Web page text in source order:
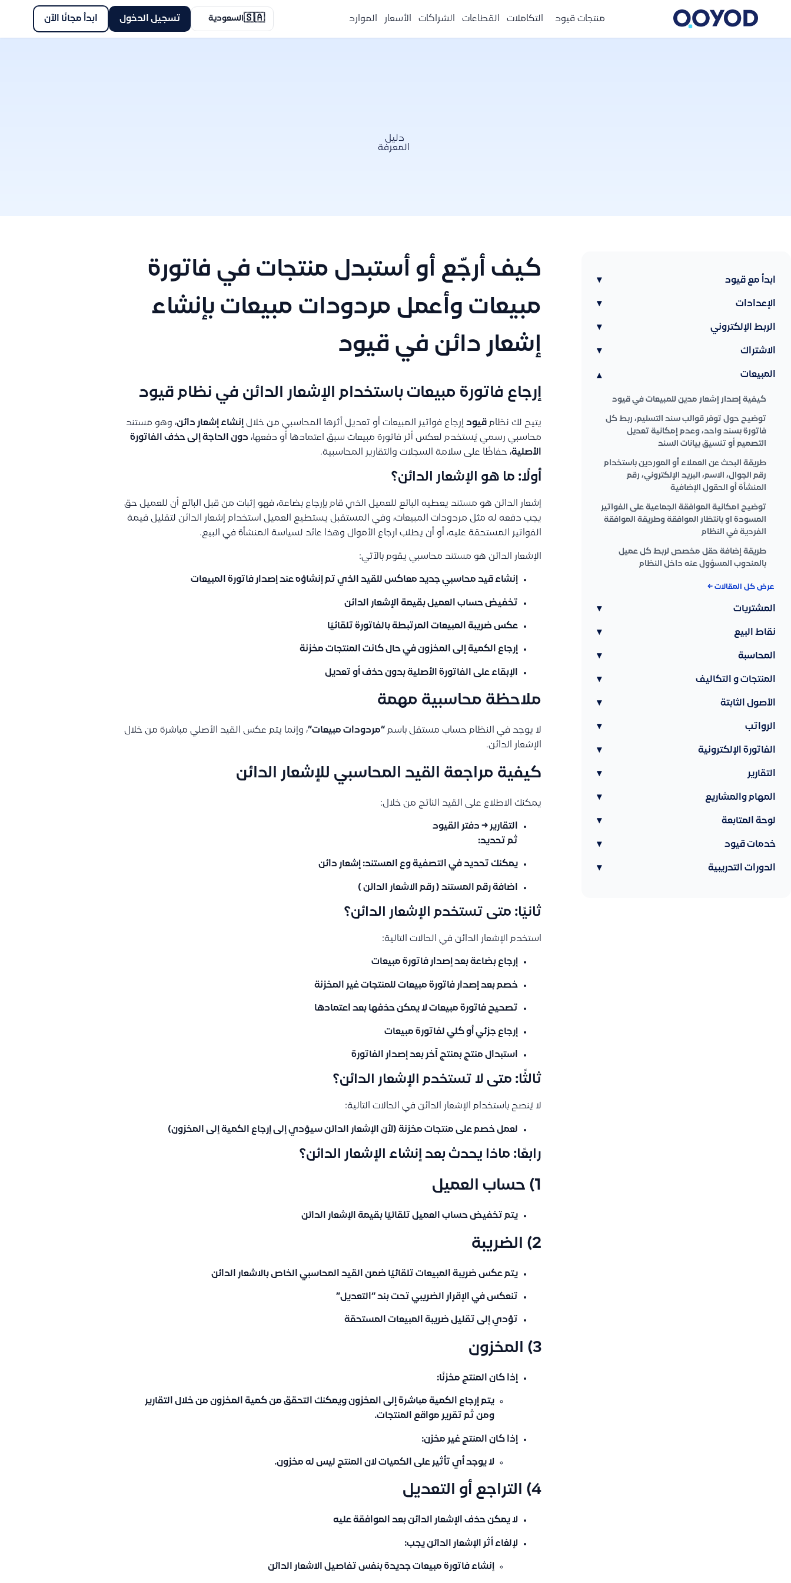
منتجات قيود التكاملات القطاعات الشراكات الأسعار الموارد 🇸🇦السعودية تسجيل الدخول ابدأ مجانًا الآن
دليل
المعرفة
ابدأ مع قيود ▾
الإعدادات ▾
الربط الإلكتروني ▾
الاشتراك ▾
المبيعات ▾
كيفية إصدار إشعار مدين للمبيعات في قيود
توضيح حول توفر قوالب سند التسليم، ربط كل
فاتورة بسند واحد، وعدم إمكانية تعديل
التصميم أو تنسيق بيانات السند
طريقة البحث عن العملاء أو الموردين باستخدام
رقم الجوال، الاسم، البريد الإلكتروني، رقم
المنشأة أو الحقول الإضافية
توضيح امكانية الموافقة الجماعية على الفواتير
المسودة او بانتظار الموافقة وطريقة الموافقة
الفردية في النظام
طريقة إضافة حقل مخصص لربط كل عميل
بالمندوب المسؤول عنه داخل النظام
عرض كل المقالات ←
المشتريات ▾
نقاط البيع ▾
المحاسبة ▾
المنتجات و التكاليف ▾
الأصول الثابتة ▾
الرواتب ▾
الفاتورة الإلكترونية ▾
التقارير ▾
المهام والمشاريع ▾
لوحة المتابعة ▾
خدمات قيود ▾
الدورات التدريبية ▾
كيف أرجّع أو أستبدل منتجات في فاتورة
مبيعات وأعمل مردودات مبيعات بإنشاء
إشعار دائن في قيود
إرجاع فاتورة مبيعات باستخدام الإشعار الدائن في نظام قيود
يتيح لك نظام قيودإرجاع فواتير المبيعات أو تعديل أثرها المحاسبي من خلال إنشاء إشعار دائن، وهو مستند
محاسبي رسمي يُستخدم لعكس أثر فاتورة مبيعات سبق اعتمادها أو دفعها، دون الحاجة إلى حذف الفاتورة
الأصلية، حفاظًا على سلامة السجلات والتقارير المحاسبية.
أولًا: ما هو الإشعار الدائن؟
إشعار الدائن هو مستند يعطيه البائع للعميل الذي قام بإرجاع بضاعة، فهو إثبات من قبل البائع أن للعميل حق
يجب دفعه له مثل مردودات المبيعات، وفي المستقبل يستطيع العميل استخدام إشعار الدائن لتقليل قيمة
الفواتير المستحقة عليه، أو أن يطلب ارجاع الأموال وهذا عائد لسياسة المنشأة في البيع.
الإشعار الدائن هو مستند محاسبي يقوم بالآتي:
إنشاء قيد محاسبي جديد معاكسللقيد الذي تم إنشاؤه عند إصدار فاتورة المبيعات
تخفيض حساب العميل بقيمة الإشعار الدائن
عكس ضريبة المبيعات المرتبطة بالفاتورة تلقائيًا
إرجاع الكمية إلى المخزون في حال كانت المنتجات مخزنة
الإبقاء على الفاتورة الأصلية بدون حذف أو تعديل
ملاحظة محاسبية مهمة
لا يوجد في النظام حساب مستقل باسم “مردودات مبيعات”، وإنما يتم عكس القيد الأصلي مباشرة من خلال
الإشعار الدائن.
كيفية مراجعة القيد المحاسبي للإشعار الدائن
يمكنك الاطلاع على القيد الناتج من خلال:
التقارير → دفتر القيود
ثم تحديد:
يمكنك تحديد في التصفية وع المستند: إشعار دائن
اضافة رقم المستند ( رقم الاشعار الدائن )
ثانيًا: متى تستخدم الإشعار الدائن؟
استخدم الإشعار الدائن في الحالات التالية:
إرجاع بضاعة بعد إصدار فاتورة مبيعات
خصم بعد إصدار فاتورة مبيعات للمنتجات غير المخزنة
تصحيح فاتورة مبيعات لا يمكن حذفها بعد اعتمادها
إرجاع جزئي أو كلي لفاتورة مبيعات
استبدال منتج بمنتج آخر بعد إصدار الفاتورة
ثالثًا: متى لا تستخدم الإشعار الدائن؟
لا يُنصح باستخدام الإشعار الدائن في الحالات التالية:
لعمل خصم على منتجات مخزنة(لأن الإشعار الدائن سيؤدي إلى إرجاع الكمية إلى المخزون)
رابعًا: ماذا يحدث بعد إنشاء الإشعار الدائن؟
1) حساب العميل
يتم تخفيض حساب العميل تلقائيًا بقيمة الإشعار الدائن
2) الضريبة
يتم عكس ضريبة المبيعات تلقائيًا ضمن القيد المحاسبي الخاص بالاشعار الدائن
تنعكس في الإقرار الضريبي تحت بند “التعديل”
تؤدي إلى تقليل ضريبة المبيعات المستحقة
3) المخزون
إذا كان المنتج مخزنًا:
يتم إرجاع الكمية مباشرة إلى المخزون ويمكنك التحقق من كمية المخزون من خلال التقارير
ومن ثم تقرير مواقع المنتجات.
إذا كان المنتج غير مخزن:
لا يوجد أي تأثير على الكميات لان المنتج ليس له مخزون.
4) التراجع أو التعديل
لا يمكن حذف الإشعار الدائن بعد الموافقة عليه
لإلغاء أثر الإشعار الدائن يجب:
إنشاء فاتورة مبيعات جديدة بنفس تفاصيل الاشعار الدائن